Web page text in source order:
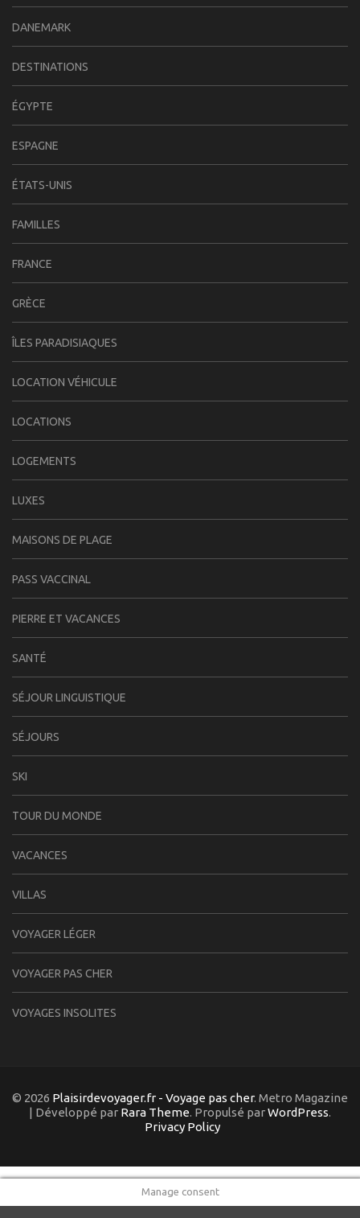
DANEMARK
DESTINATIONS
ÉGYPTE
ESPAGNE
ÉTATS-UNIS
FAMILLES
FRANCE
GRÈCE
ÎLES PARADISIAQUES
LOCATION VÉHICULE
LOCATIONS
LOGEMENTS
LUXES
MAISONS DE PLAGE
PASS VACCINAL
PIERRE ET VACANCES
SANTÉ
SÉJOUR LINGUISTIQUE
SÉJOURS
SKI
TOUR DU MONDE
VACANCES
VILLAS
VOYAGER LÉGER
VOYAGER PAS CHER
VOYAGES INSOLITES
© 2026 Plaisirdevoyager.fr - Voyage pas cher. Metro Magazine
| Développé par Rara Theme. Propulsé parWordPress.
Privacy Policy
Manage consent